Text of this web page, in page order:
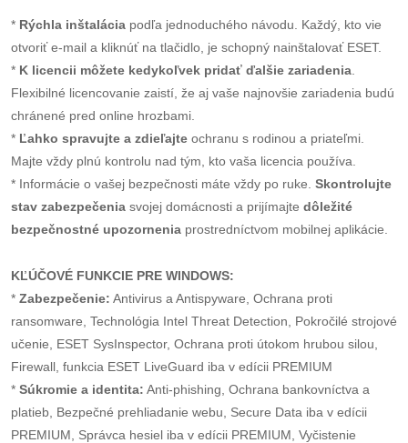
* Rýchla inštalácia podľa jednoduchého návodu. Každý, kto vie
otvoriť e-mail a kliknúť na tlačidlo, je schopný nainštalovať ESET.
* K licencii môžete kedykoľvek pridať ďalšie zariadenia
Flexibilné licencovanie zaistí, že aj vaše najnovšie zariadenia budú
chránené pred online hrozbami.
* Ľahko spravujte a zdieľajte ochranu s rodinou a priateľmi.
Majte vždy plnú kontrolu nad tým, kto vaša licencia používa.
* Informácie o vašej bezpečnosti máte vždy po ruke. Skontrolujte
stav zabezpečenia svojej domácnosti a prijímajte dôležité
bezpečnostné upozornenia prostredníctvom mobilnej aplikácie.
KĽÚČOVÉ FUNKCIE PRE WINDOWS:
* Zabezpečenie: Antivirus a Antispyware, Ochrana proti
ransomware, Technológia Intel Threat Detection, Pokročilé strojové
učenie, ESET SysInspector, Ochrana proti útokom hrubou silou,
Firewall, funkcia ESET LiveGuard iba v edícii PREMIUM
* Súkromie a identita: Anti-phishing, Ochrana bankovníctva a
platieb, Bezpečné prehliadanie webu, Secure Data iba v edícii
PREMIUM, Správca hesiel iba v edícii PREMIUM, Vyčistenie